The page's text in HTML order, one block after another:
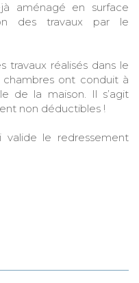
aménagé en surface
des travaux par le
travaux réalisés dans le
ont conduit à
de la maison. Il s’agit
non déductibles !
le redressement